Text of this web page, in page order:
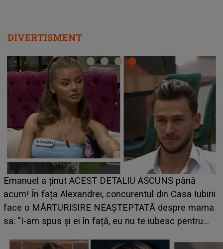
DIVERTISMENT
Emanuel a ținut ACEST DETALIU ASCUNS până
acum! În fața Alexandrei, concurentul din Casa Iubirii
face o MĂRTURISIRE NEAȘTEPTATĂ despre mama
sa: "I-am spus și ei în față, eu nu te iubesc pentru